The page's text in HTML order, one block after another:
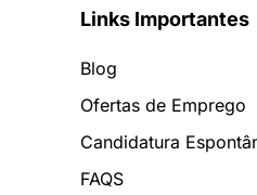
Links Importantes
Blog
Ofertas de Emprego
Candidatura
FAQS